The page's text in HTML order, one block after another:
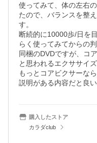
使ってみて、体の左右
たので、バランスを整
す。
断続的に10000歩/日を
らく使ってみてからの
同梱のDVDですが、コ
と思われるエクササイ
もっとコアビクサーな
説明がある内容だと良い
購入したストア
カラダclub